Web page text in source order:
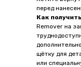
перед
Как
Remover на
щётку для
или